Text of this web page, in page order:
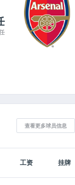
查看更多球员信息
工资 挂牌